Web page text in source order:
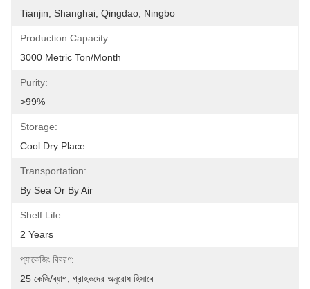
Tianjin, Shanghai, Qingdao, Ningbo
Production Capacity:
3000 Metric Ton/Month
Purity:
>99%
Storage:
Cool Dry Place
Transportation:
By Sea Or By Air
Shelf Life:
2 Years
প্যাকেজিং বিবরণ:
25 কেজি/ব্যাগ, গ্রাহকদের অনুরোধ হিসাবে